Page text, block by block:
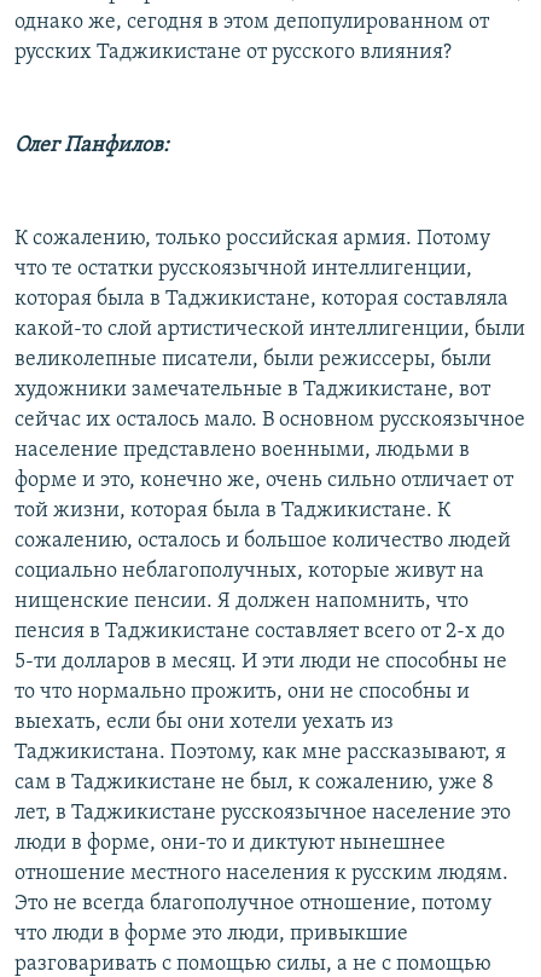
однако же, сегодня в этом депопулированном от
русских Таджикистане от русского влияния?
Олег Панфилов:
К сожалению, только российская армия. Потому
что те остатки русскоязычной интеллигенции,
которая была в Таджикистане, которая составляла
какой-то слой артистической интеллигенции, были
великолепные писатели, были режиссеры, были
художники замечательные в Таджикистане, вот
сейчас их осталось мало. В основном русскоязычное
население представлено военными, людьми в
форме и это, конечно же, очень сильно отличает от
той жизни, которая была в Таджикистане. К
сожалению, осталось и большое количество людей
социально неблагополучных, которые живут на
нищенские пенсии. Я должен напомнить, что
пенсия в Таджикистане составляет всего от 2-х до
5-ти долларов в месяц. И эти люди не способны не
то что нормально прожить, они не способны и
выехать, если бы они хотели уехать из
Таджикистана. Поэтому, как мне рассказывают, я
сам в Таджикистане не был, к сожалению, уже 8
лет, в Таджикистане русскоязычное население это
люди в форме, они-то и диктуют нынешнее
отношение местного населения к русским людям.
Это не всегда благополучное отношение, потому
что люди в форме это люди, привыкшие
разговаривать с помощью силы, а не с помощью